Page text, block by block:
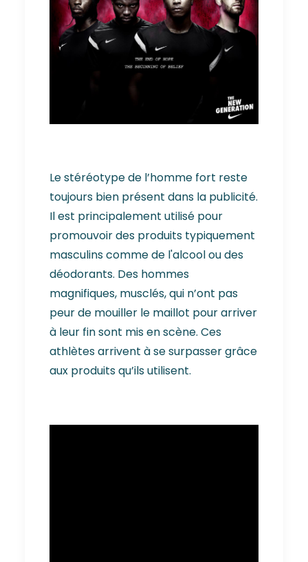
Le stéréotype de l’homme fort reste
toujours bien présent dans la publicité.
Il est principalement utilisé pour
promouvoir des produits typiquement
masculins comme de l'alcool ou des
déodorants. Des hommes
magnifiques, musclés, qui n’ont pas
peur de mouiller le maillot pour arriver
à leur fin sont mis en scène. Ces
athlètes arrivent à se surpasser grâce
aux produits qu’ils utilisent.